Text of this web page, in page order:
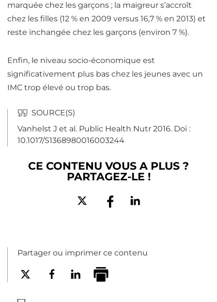
marquée chez les garçons ; la maigreur s’accroît
chez les filles (12 % en 2009 versus 16,7 % en 2013) et
reste inchangée chez les garçons (environ 7 %).
Enfin, le niveau socio-économique est
significativement plus bas chez les jeunes avec un
IMC trop élevé ou trop bas.
Vanhelst J et al. Public Health Nutr 2016. Doi :
10.1017/S1368980016003244
CE CONTENU VOUS A PLUS ?
PARTAGEZ-LE !
Partager ou imprimer ce contenu